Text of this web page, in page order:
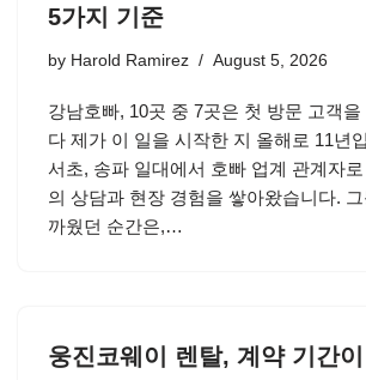
5가지 기준
by Harold Ramirez August 5, 2026
강남호빠, 10곳 중 7곳은 첫 방문 고객
다 제가 이 일을 시작한 지 올해로 11년
서초, 송파 일대에서 호빠 업계 관계자
의 상담과 현장 경험을 쌓아왔습니다.
까웠던 순간은,…
웅진코웨이 렌탈, 계약 기간